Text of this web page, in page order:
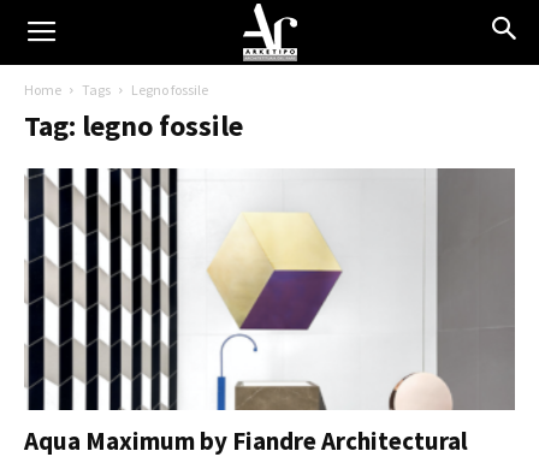
Home Tags Legno fossile
Tag: legno fossile
Aqua Maximum by Fiandre Architectural